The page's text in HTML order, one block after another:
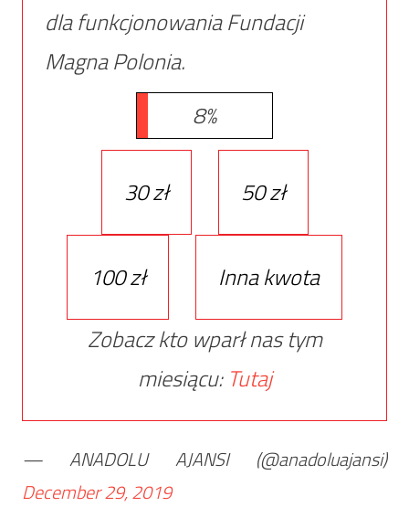
dla funkcjonowania Fundacji
Magna Polonia.
8%
30 zł 50 zł
100 zł
Inna kwota
Zobacz kto wparł nas tym
miesiącu: Tutaj
— ANADOLU AJANSI (@anadoluajansi)
December 29, 2019